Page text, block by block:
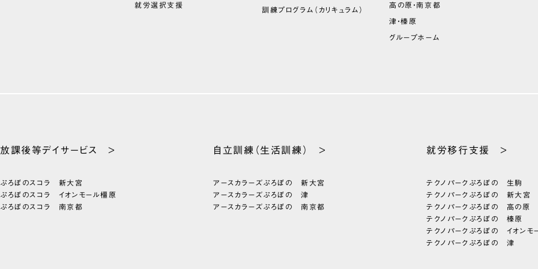
就労選択支援
訓練プログラム （カリキュラム）
高の原・南京都
津・榛原
グループホーム
放課後等デイサービス >
ぷろぼのスコラ 新大宮
ぷろぼのスコラ イオンモール橿原
ぷろぼのスコラ 南京都
自立訓練 （生活訓練） >
アースカラーズぷろぼの 新大宮
アースカラーズぷろぼの 津
アースカラーズぷろぼの 南京都
就労移行支援 >
テクノパーク ぷろぼの 生駒
テクノパーク ぷろぼの 新大宮
テクノパーク ぷろぼの 高の原
テクノパーク ぷろぼの 榛原
テクノパーク ぷろぼの イオンモ
テクノパーク ぷろぼの 津